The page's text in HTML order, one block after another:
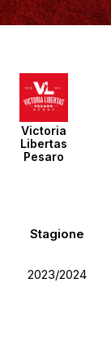
Victoria
Libertas
Pesaro
Stagione
2023/2024